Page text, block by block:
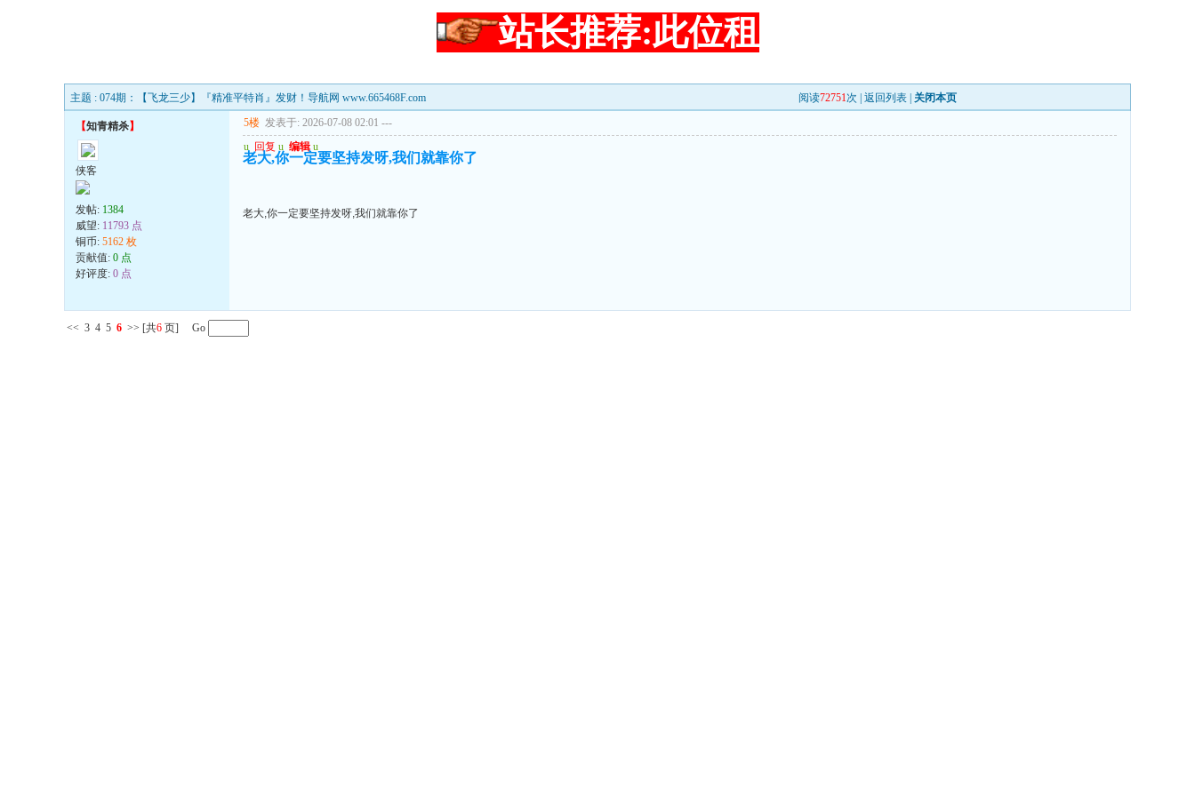
站长推荐:此位租
主题 : 074期：【飞龙三少】『精准平特肖』发财！导航网 www.665468F.com 阅读72751次 | 返回列表 关闭本页
【知青精杀】
侠客
发帖: 1384
威望: 11793 点
铜币: 5162 枚
贡献值: 0 点
好评度: 0 点
5楼 发表于: 2026-07-08 02:01 ---
u 回复 u 编辑 u
老大,你一定要坚持发呀,我们就靠你了
老大,你一定要坚持发呀,我们就靠你了
<< 3 4 5 6 >> [共6 页] Go